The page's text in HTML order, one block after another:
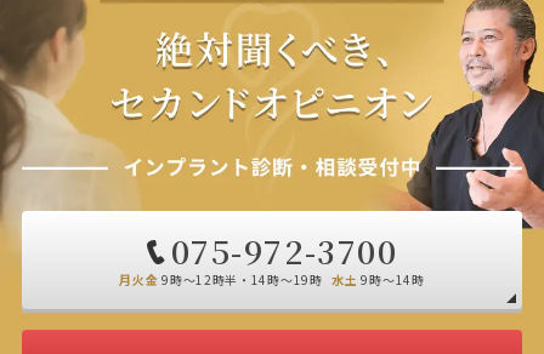
075-972-3700
月火金 9時～12時半・14時～19時 水土 9時～14時